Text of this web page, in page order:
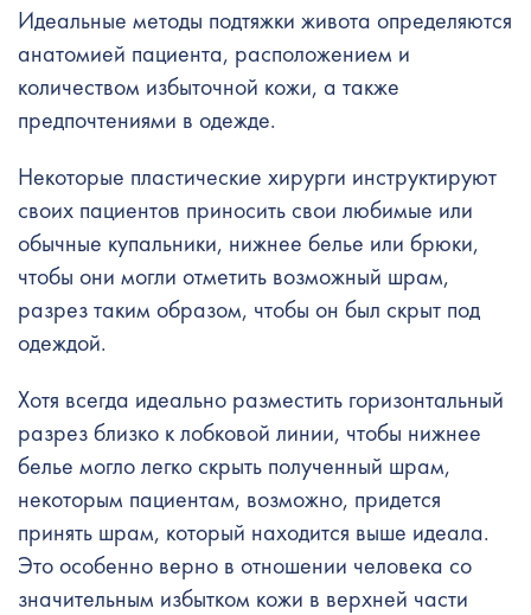
Идеальные методы подтяжки живота определяются
анатомией пациента, расположением и
количеством избыточной кожи, а также
предпочтениями в одежде.
Некоторые пластические хирурги инструктируют
своих пациентов приносить свои любимые или
обычные купальники, нижнее белье или брюки,
чтобы они могли отметить возможный шрам,
разрез таким образом, чтобы он был скрыт под
одеждой.
Хотя всегда идеально разместить горизонтальный
разрез близко к лобковой линии, чтобы нижнее
белье могло легко скрыть полученный шрам,
некоторым пациентам, возможно, придется
принять шрам, который находится выше идеала.
Это особенно верно в отношении человека со
значительным избытком кожи в верхней части